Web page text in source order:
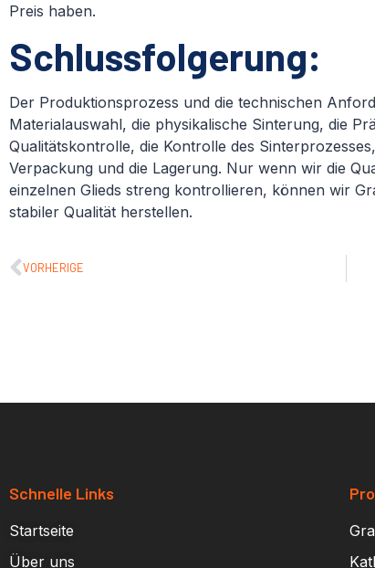
Preis haben.
Schlussfolgerung:
Der Produktionsprozess und die technischen
Materialauswahl, die physikalische Sinterung, die
Qualitätskontrolle, die Kontrolle des
Verpackung und die Lagerung. Nur wenn wir die
einzelnen Glieds streng kontrollieren, können wir
stabiler Qualität herstellen.
VORHERIGE
Schnelle Links
Startseite
Über uns